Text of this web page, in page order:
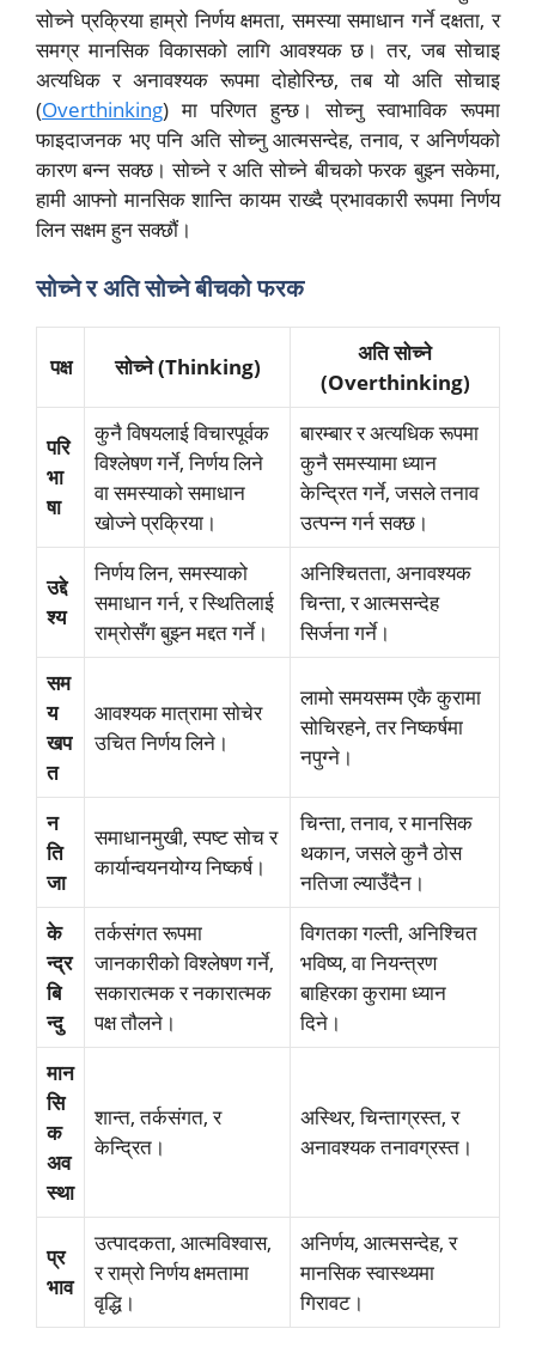
सोच्ने प्रक्रिया हाम्रो निर्णय क्षमता, समस्या समाधान गर्ने दक्षता, र
समग्र मानसिक विकासको लागि आवश्यक छ। तर, जब सोचाइ
अत्यधिक र अनावश्यक रूपमा दोहोरिन्छ, तब यो अति सोचाइ
(Overthinking) मा परिणत हुन्छ। सोच्नु स्वाभाविक रूपमा
फाइदाजनक भए पनि अति सोच्नु आत्मसन्देह, तनाव, र अनिर्णयको
कारण बन्न सक्छ। सोच्ने र अति सोच्ने बीचको फरक बुझ्न सकेमा,
हामी आफ्नो मानसिक शान्ति कायम राख्दै प्रभावकारी रूपमा निर्णय
लिन सक्षम हुन सक्छौं।
सोच्ने र अति सोच्ने बीचको फरक
पक्ष सोच्ने (Thinking)
अति सोच्ने
(Overthinking)
परि
भा
षा
कुनै विषयलाई विचारपूर्वक
विश्लेषण गर्ने, निर्णय लिने
वा समस्याको समाधान
खोज्ने प्रक्रिया।
बारम्बार र अत्यधिक रूपमा
कुनै समस्यामा ध्यान
केन्द्रित गर्ने, जसले तनाव
उत्पन्न गर्न सक्छ।
उद्दे
श्य
निर्णय लिन, समस्याको
समाधान गर्न, र स्थितिलाई
राम्रोसँग बुझ्न मद्दत गर्ने।
अनिश्चितता, अनावश्यक
चिन्ता, र आत्मसन्देह
सिर्जना गर्ने।
सम
य
खप
त
आवश्यक मात्रामा सोचेर
उचित निर्णय लिने।
लामो समयसम्म एकै कुरामा
सोचिरहने, तर निष्कर्षमा
नपुग्ने।
न
ति
जा
समाधानमुखी, स्पष्ट सोच र
कार्यान्वयनयोग्य निष्कर्ष।
चिन्ता, तनाव, र मानसिक
थकान, जसले कुनै ठोस
नतिजा ल्याउँदैन।
के
न्द्र
बि
न्दु
तर्कसंगत रूपमा
जानकारीको विश्लेषण गर्ने,
सकारात्मक र नकारात्मक
पक्ष तौलने।
विगतका गल्ती, अनिश्चित
भविष्य, वा नियन्त्रण
बाहिरका कुरामा ध्यान
दिने।
मान
सि
क
अव
स्था
शान्त, तर्कसंगत, र
केन्द्रित।
अस्थिर, चिन्ताग्रस्त, र
अनावश्यक तनावग्रस्त।
प्र
भाव
उत्पादकता, आत्मविश्वास,
र राम्रो निर्णय क्षमतामा
वृद्धि।
अनिर्णय, आत्मसन्देह, र
मानसिक स्वास्थ्यमा
गिरावट।